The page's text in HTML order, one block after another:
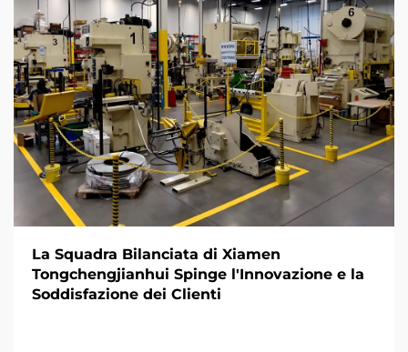
La Squadra Bilanciata di Xiamen
Tongchengjianhui Spinge l'Innovazione e la
Soddisfazione dei Clienti